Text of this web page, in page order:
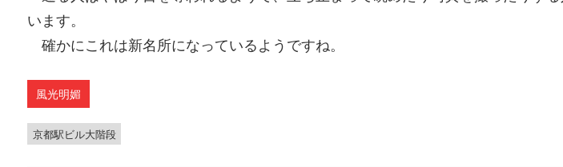
います。
確かにこれは新名所になっているようですね。
風光明媚
京都駅ビル大階段